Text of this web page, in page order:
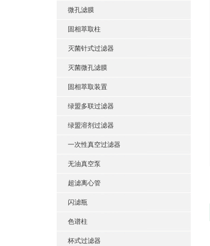
微孔滤膜
固相萃取柱
灭菌针式过滤器
灭菌微孔滤膜
固相萃取装置
绿盟多联过滤器
绿盟溶剂过滤器
一次性真空过滤器
无油真空泵
超滤离心管
闪滤瓶
色谱柱
杯式过滤器